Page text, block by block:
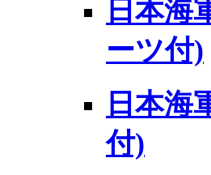
日本海
ーツ付)
日本海
付)